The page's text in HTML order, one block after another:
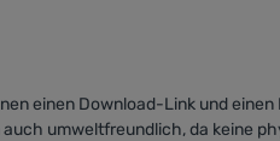
einen Download-Link und
umweltfreundlich, da keine